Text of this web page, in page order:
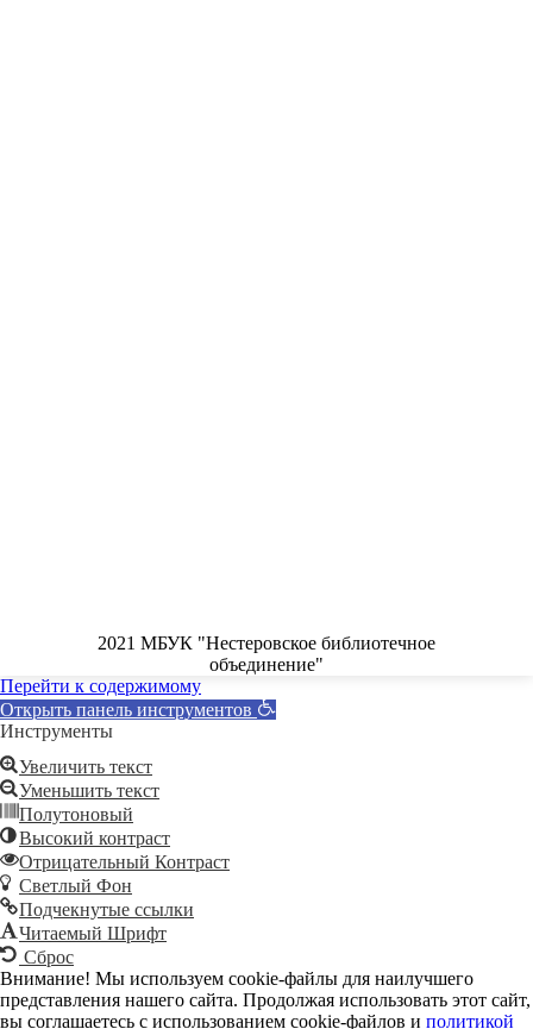
2021 МБУК "Нестеровское библиотечное
объединение"
Перейти к содержимому
Открыть панель инструментов
Инструменты
Увеличить текст
Уменьшить текст
Полутоновый
Высокий контраст
Отрицательный Контраст
Светлый Фон
Подчекнутые ссылки
Читаемый Шрифт
Сброс
Внимание! Мы используем cookie-файлы для наилучшего
представления нашего сайта. Продолжая использовать этот сайт,
вы соглашаетесь с использованием cookie-файлов и политикой